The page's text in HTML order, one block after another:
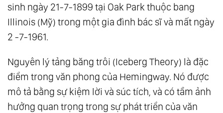
sinh ngày 21-7-1899 tại Oak Park thuộc bang
Illinois (Mỹ) trong một gia đình bác sĩ và mất ngày
2 -7-1961.
Nguyên lý tảng băng trôi (Iceberg Theory) là đặc
điểm trong văn phong của Hemingway. Nó được
mô tả bằng sự kiệm lời và súc tích, và có tầm ảnh
hưởng quan trọng trong sự phát triển của văn